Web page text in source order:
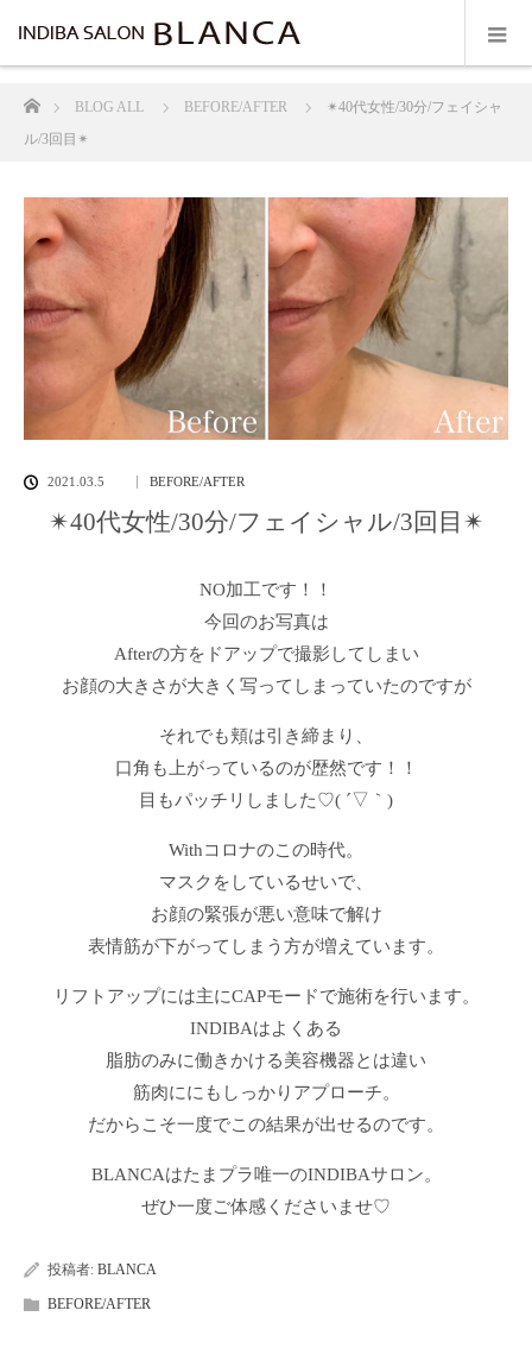
ホームBLOG ALL BEFORE/AFTER
✴︎40代女性/30分/フェイシャ
ル/3回目✴︎
2021.03.5 BEFORE/AFTER
✴︎40代女性/30分/フェイシャル/3回目✴︎
NO加工です！！
今回のお写真は
Afterの方をドアップで撮影してしまい
お顔の大きさが大きく写ってしまっていたのですが
それでも頬は引き締まり、
口角も上がっているのが歴然です！！
目もパッチリしました♡( ´▽｀)
Withコロナのこの時代。
マスクをしているせいで、
お顔の緊張が悪い意味で解け
表情筋が下がってしまう方が増えています。
リフトアップには主にCAPモードで施術を行います。
INDIBAはよくある
脂肪のみに働きかける美容機器とは違い
筋肉ににもしっかりアプローチ。
だからこそ一度でこの結果が出せるのです。
BLANCAはたまプラ唯一のINDIBAサロン。
ぜひ一度ご体感くださいませ♡
投稿者: BLANCA
BEFORE/AFTER